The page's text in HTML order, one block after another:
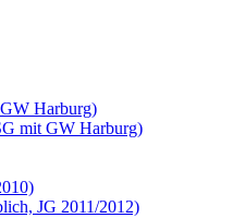
Harburg)
mit GW Harburg)
JG 2011/2012)